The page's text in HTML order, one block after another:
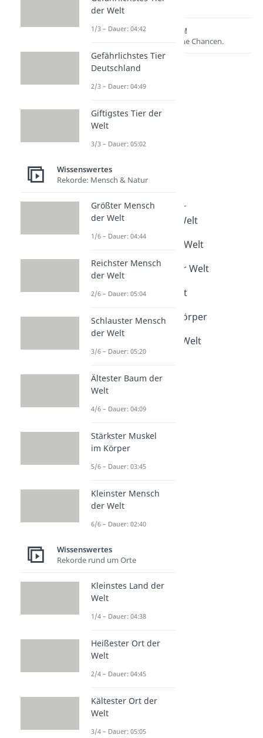
Lernen lohnt sich!
Entdecke hier deine Chancen.
Weitere Inhalte:
Rekorde: Mensch & Natur
Größter Mensch der Welt
Dauer: 04:44
Reichster Mensch der Welt
Schlauster Mensch der Welt
Dauer: 05:20
Ältester Baum der Welt
Stärkster Muskel im Körper
Dauer: 03:45
Kleinster Mensch der Welt
Dauer: 02:40
der Welt
1/3 – Dauer: 04:42
Gefährlichstes Tier
Deutschland
2/3 – Dauer: 04:49
Giftigstes Tier der
Welt
3/3 – Dauer: 05:02
Wissenswertes
Rekorde: Mensch & Natur
Größter Mensch
der Welt
1/6 – Dauer: 04:44
Reichster Mensch
der Welt
2/6 – Dauer: 05:04
Schlauster Mensch
der Welt
3/6 – Dauer: 05:20
Ältester Baum der
Welt
4/6 – Dauer: 04:09
Stärkster Muskel
im Körper
5/6 – Dauer: 03:45
Kleinster Mensch
der Welt
6/6 – Dauer: 02:40
Wissenswertes
Rekorde rund um Orte
Kleinstes Land der
Welt
1/4 – Dauer: 04:38
Heißester Ort der
Welt
2/4 – Dauer: 04:45
Kältester Ort der
Welt
3/4 – Dauer: 05:05